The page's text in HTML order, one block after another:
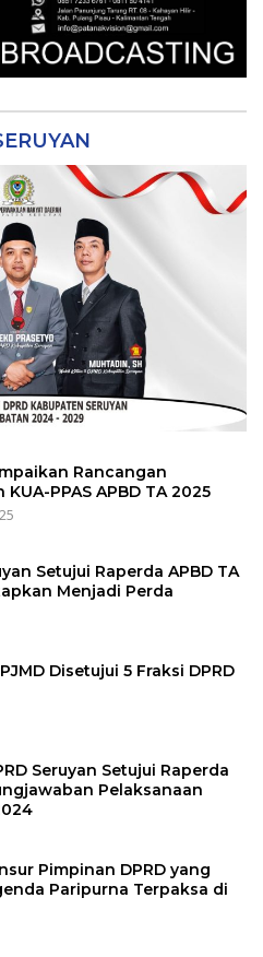
Rancangan
PPAS APBD TA 2025
Setujui Raperda APBD TA
Menjadi Perda
Disetujui 5 Fraksi DPRD
Seruyan Setujui Raperda
Pelaksanaan
Pimpinan DPRD yang
Paripurna Terpaksa di